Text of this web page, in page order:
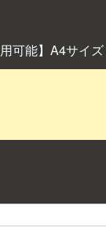
用可能】A4サイ